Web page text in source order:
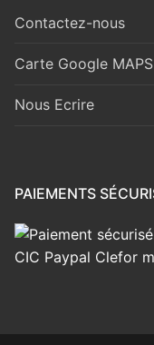
Contactez-nous
Carte Google MAPS
Nous Ecrire
PAIEMENTS